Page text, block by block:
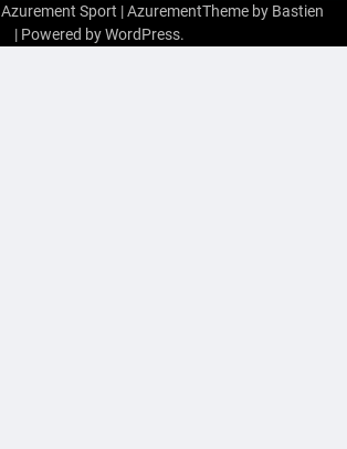
Azurement Sport | AzurementTheme by Bastien
| Powered byWordPress.